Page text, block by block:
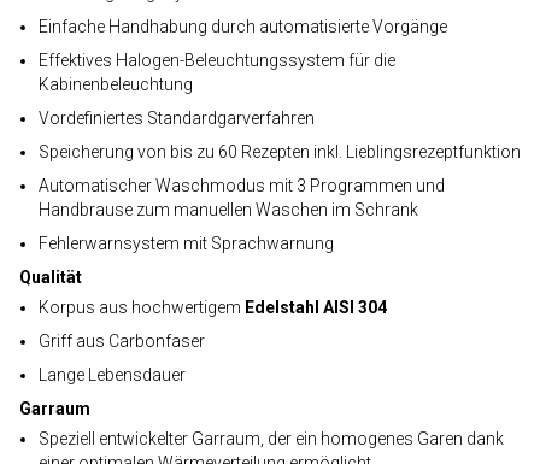
Einfache Handhabung durch automatisierte Vorgänge
Effektives Halogen-Beleuchtungssystem für die
Kabinenbeleuchtung
Vordefiniertes Standardgarverfahren
Speicherung von bis zu 60 Rezepten inkl. Lieblingsrezeptfunktion
Automatischer Waschmodus mit 3 Programmen und
Handbrause zum manuellen Waschen im Schrank
Fehlerwarnsystem mit Sprachwarnung
Qualität
Korpus aus hochwertigem Edelstahl AISI 304
Griff aus Carbonfaser
Lange Lebensdauer
Garraum
Speziell entwickelter Garraum, der ein homogenes Garen dank